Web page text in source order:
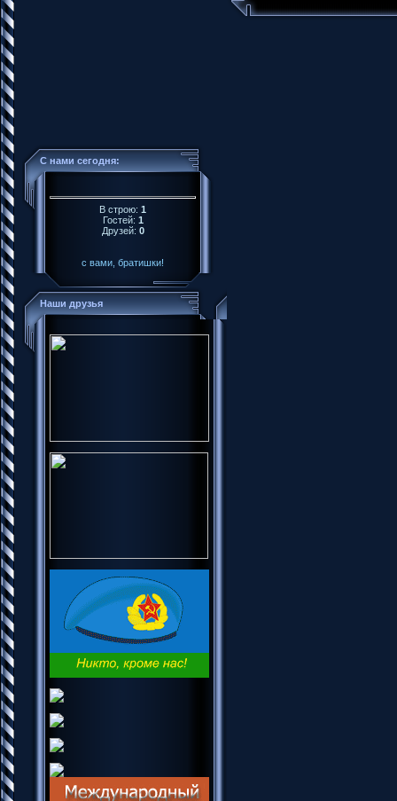
С нами сегодня:
В строю: 1
Гостей: 1
Друзей: 0
с вами, братишки!
Наши друзья